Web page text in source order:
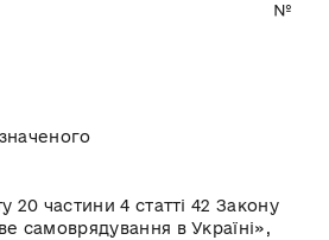
№
20 частини 4 статті 42 Закону
самоврядування в Україні»,